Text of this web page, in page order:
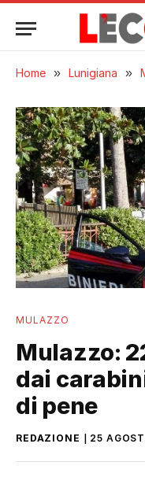
Home » Lunigiana »
MULAZZO
Mulazzo:
dai
di pene
REDAZIONE 25